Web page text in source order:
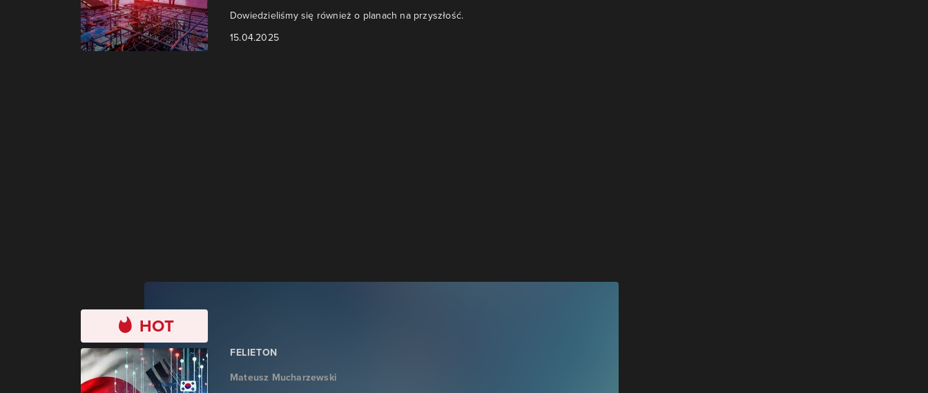
Dowiedzieliśmy się również o planach na przyszłość.
15.04.2025
HOT
FELIETON
Mateusz Mucharzewski